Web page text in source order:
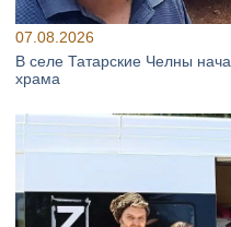
07.08.2026
В селе Татарские Челны
храма